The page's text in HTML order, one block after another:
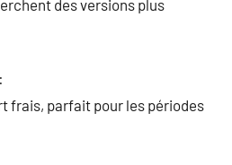
des versions plus
frais, parfait pour les périodes